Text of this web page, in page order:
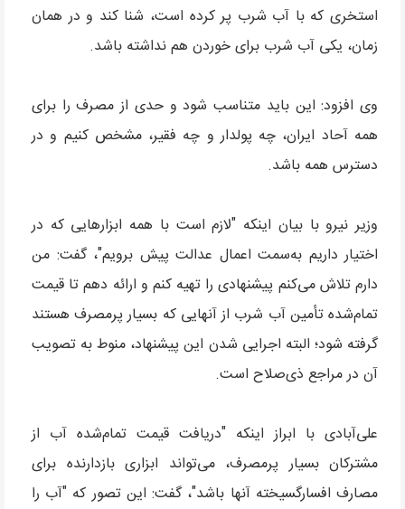
استخری که با آب شرب پر کرده است، شنا کند و در همان
زمان، یکی آب شرب برای خوردن هم نداشته باشد.
وی افزود: این باید متناسب شود و حدی از مصرف را برای
همه آحاد ایران، چه پولدار و چه فقیر، مشخص کنیم و در
دسترس همه باشد.
وزیر نیرو با بیان اینکه "لازم است با همه ابزارهایی که در
اختیار داریم به‌سمت اعمال عدالت پیش برویم"، گفت: من
دارم تلاش می‌کنم پیشنهادی را تهیه کنم و ارائه دهم تا قیمت
تمام‌شده تأمین آب شرب از آنهایی که بسیار پرمصرف هستند
گرفته شود؛ البته اجرایی شدن این پیشنهاد، منوط به تصویب
آن در مراجع ذی‌صلاح است.
علی‌آبادی با ابراز اینکه "دریافت قیمت تمام‌شده آب از
مشترکان بسیار پرمصرف، می‌تواند ابزاری بازدارنده برای
مصارف افسارگسیخته آنها باشد"، گفت: این تصور که "آب را